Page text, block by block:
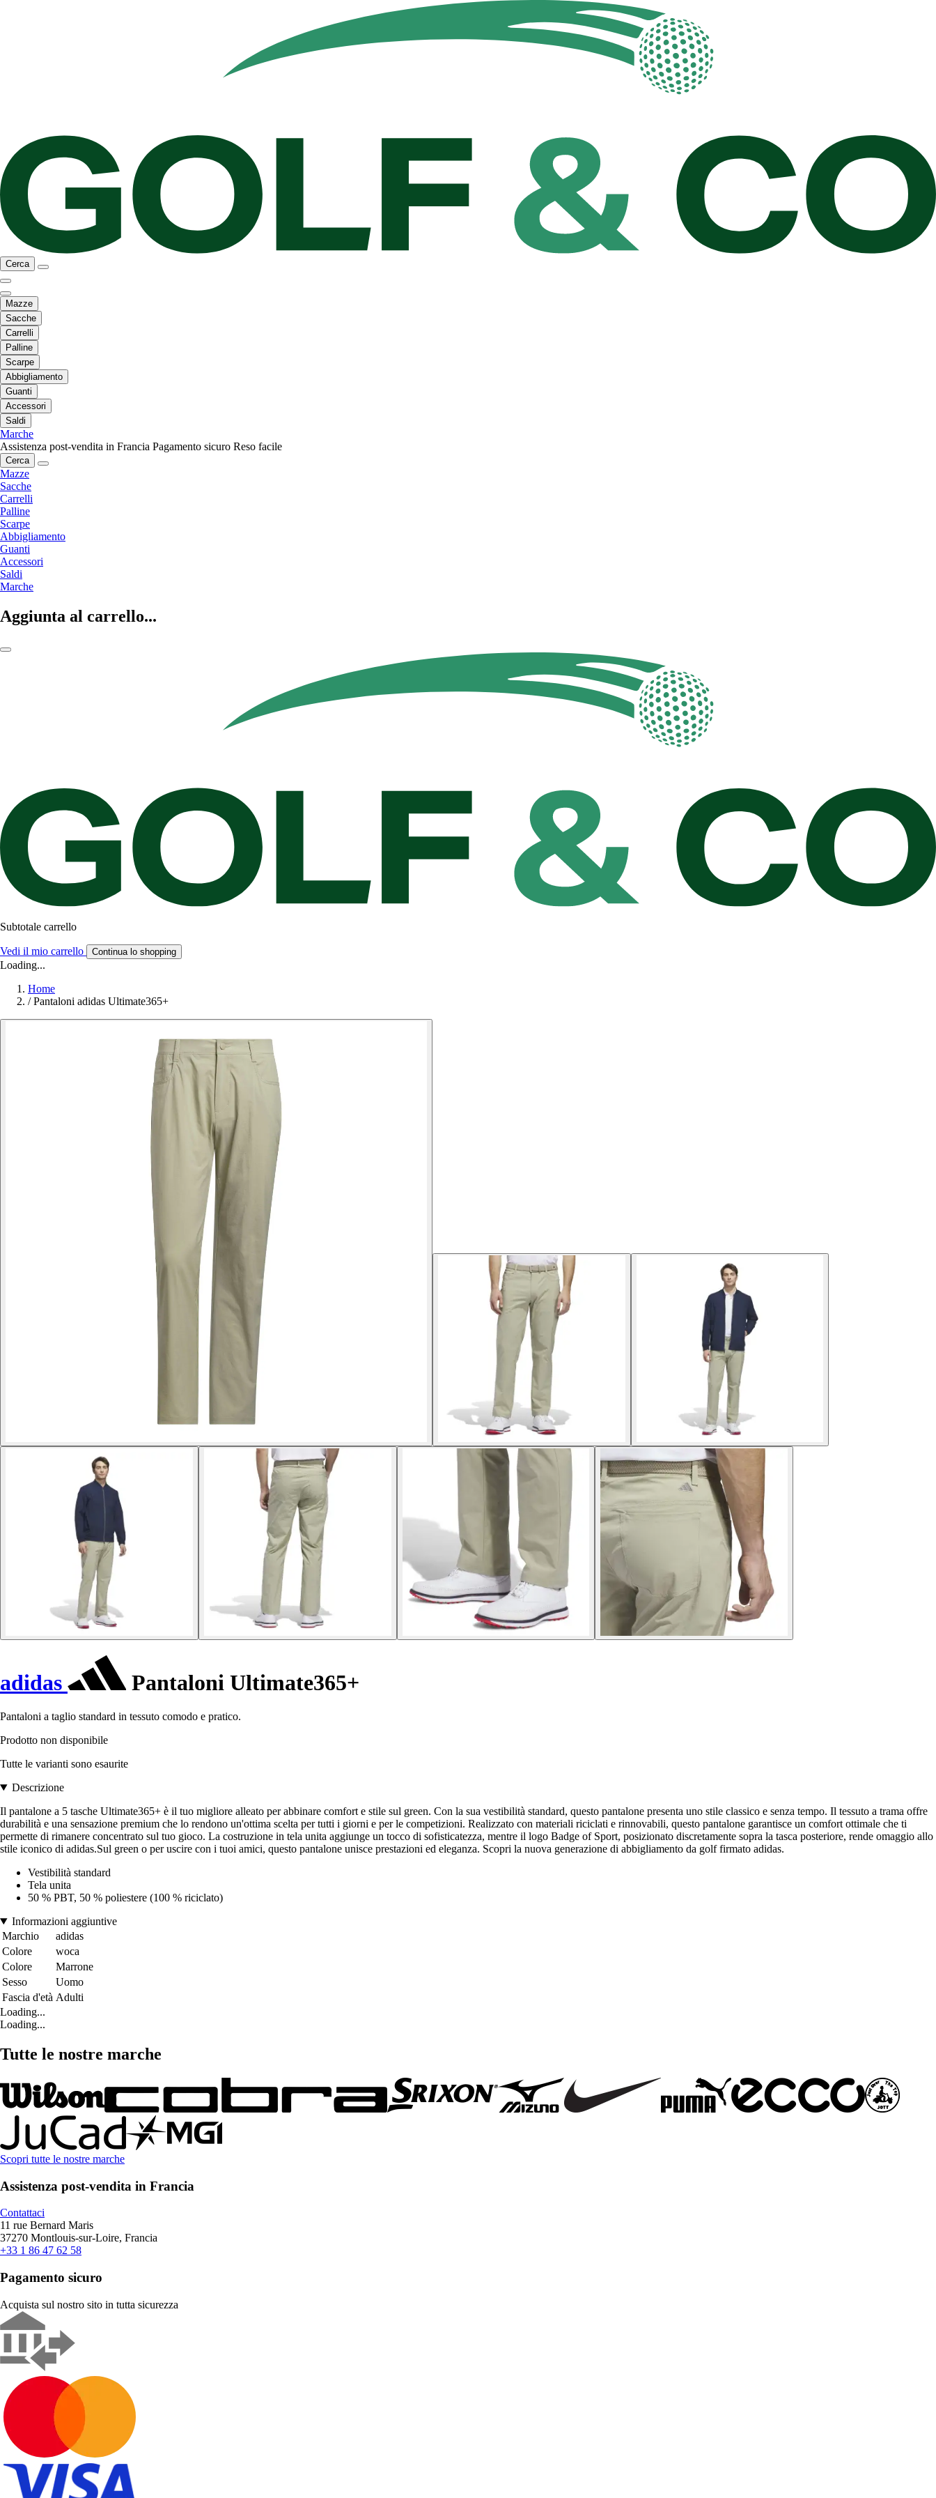
Cerca
Mazze
Sacche
Carrelli
Palline
Scarpe
Abbigliamento
Guanti
Accessori
Saldi
Marche
Assistenza post-vendita in Francia Pagamento sicuro Reso facile
Cerca
Mazze
Sacche
Carrelli
Palline
Scarpe
Abbigliamento
Guanti
Accessori
Saldi
Marche
Aggiunta al carrello...
Subtotale carrello
Vedi il mio carrello Continua lo shopping
Loading...
Home
/ Pantaloni adidas Ultimate365+
adidas Pantaloni Ultimate365+
Pantaloni a taglio standard in tessuto comodo e pratico.
Prodotto non disponibile
Tutte le varianti sono esaurite
Descrizione
Il pantalone a 5 tasche Ultimate365+ è il tuo migliore alleato per abbinare comfort e stile sul green. Con la sua vestibilità standard, questo pantalone presenta uno stile classico e senza tempo. Il tessuto a trama offre
durabilità e una sensazione premium che lo rendono un'ottima scelta per tutti i giorni e per le competizioni. Realizzato con materiali riciclati e rinnovabili, questo pantalone garantisce un comfort ottimale che ti
permette di rimanere concentrato sul tuo gioco. La costruzione in tela unita aggiunge un tocco di sofisticatezza, mentre il logo Badge of Sport, posizionato discretamente sopra la tasca posteriore, rende omaggio allo
stile iconico di adidas.Sul green o per uscire con i tuoi amici, questo pantalone unisce prestazioni ed eleganza. Scopri la nuova generazione di abbigliamento da golf firmato adidas.
Vestibilità standard
Tela unita
50 % PBT, 50 % poliestere (100 % riciclato)
Informazioni aggiuntive
Marchio
adidas
Colore
woca
Colore
Marrone
Sesso
Uomo
Fascia d'età Adulti
Loading...
Loading...
Tutte le nostre marche
Scopri tutte le nostre marche
Assistenza post-vendita in Francia
Contattaci
11 rue Bernard Maris
37270 Montlouis-sur-Loire, Francia
+33 1 86 47 62 58
Pagamento sicuro
Acquista sul nostro sito in tutta sicurezza